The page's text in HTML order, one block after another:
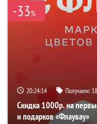
-33%
20:24:13 Получили: 18
Скидка 1000р. на
и подарков «Флаувау»